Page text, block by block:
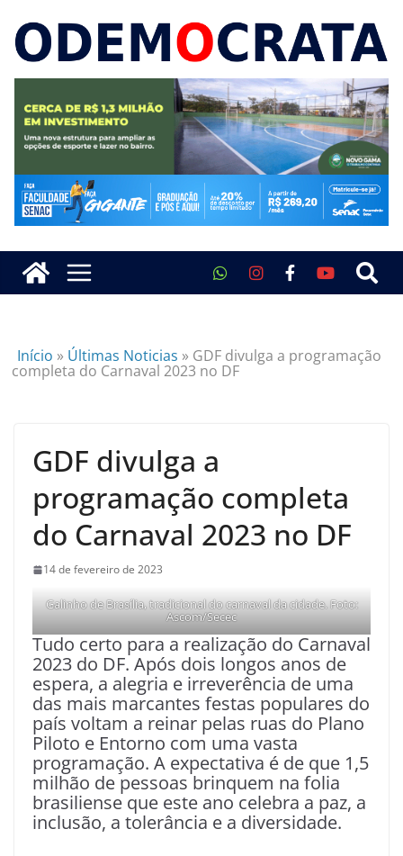
Início » Últimas Noticias » GDF divulga a programação
completa do Carnaval 2023 no DF
GDF divulga a
programação completa
do Carnaval 2023 no DF
14 de fevereiro de 2023
Galinho de Brasília, tradicional do carnaval da cidade. Foto:
Ascom/Secec
Tudo certo para a realização do Carnaval
2023 do DF. Após dois longos anos de
espera, a alegria e irreverência de uma
das mais marcantes festas populares do
país voltam a reinar pelas ruas do Plano
Piloto e Entorno com uma vasta
programação. A expectativa é de que 1,5
milhão de pessoas brinquem na folia
brasiliense que este ano celebra a paz, a
inclusão, a tolerância e a diversidade.